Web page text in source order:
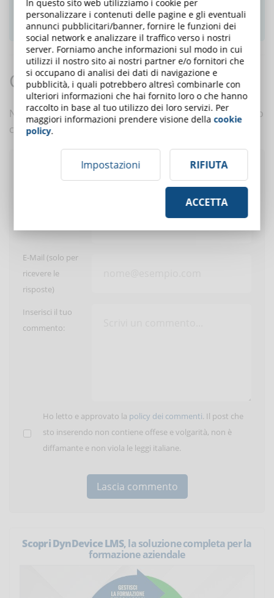
ISCRIVITI ALLA NEWSLETTER
Commenti:
Nessun commento è ancora presente. Scrivi tu il primo
commento a questo articolo!
Pubblica un commento
E-Mail (solo per
ricevere le
risposte)
Inserisci il tuo
commento:
Ho letto e approvato la policy dei commenti. Il post che
sto inserendo non contiene offese e volgarità, non è
diffamante e non viola le leggi italiane.
Scopri DynDevice LMS, la soluzione completa per la
formazione aziendale
In questo sito web utilizziamo i cookie per
personalizzare i contenuti delle pagine e gli eventuali
annunci pubblicitari/banner, fornire le funzioni dei
social network e analizzare il traffico verso i nostri
server. Forniamo anche informazioni sul modo in cui
utilizzi il nostro sito ai nostri partner e/o fornitori che
si occupano di analisi dei dati di navigazione e
pubblicità, i quali potrebbero altresì combinarle con
ulteriori informazioni che hai fornito loro o che hanno
raccolto in base al tuo utilizzo dei loro servizi. Per
maggiori informazioni prendere visione dellacookie
policy.
Impostazioni RIFIUTA
ACCETTA